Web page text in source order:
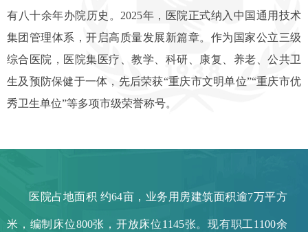
有八十余年办院历史。2025年，医院正式纳入中国通用技术
集团管理体系，开启高质量发展新篇章。作为国家公立三级
综合医院，医院集医疗、教学、科研、康复、养老、公共卫
生及预防保健于一体，先后荣获“重庆市文明单位”“重庆市优
秀卫生单位”等多项市级荣誉称号。
医院占地面积 约64亩，业务用房建筑面积逾7万平方
米，编制床位800张，开放床位1145张。现有职工1100余